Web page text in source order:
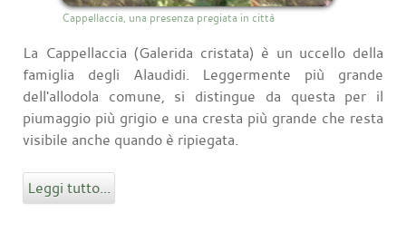
Cappellaccia, una presenza pregiata in città
La Cappellaccia (Galerida cristata) è un uccello della
famiglia degli Alaudidi. Leggermente più grande
dell'allodola comune, si distingue da questa per il
piumaggio più grigio e una cresta più grande che resta
visibile anche quando è ripiegata.
Leggi tutto...